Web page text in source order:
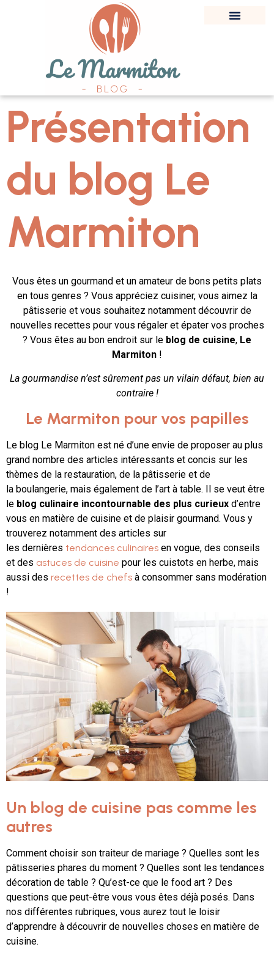
Présentation
du blog Le
Marmiton
Vous êtes un gourmand et un amateur de bons petits plats
en tous genres ? Vous appréciez cuisiner, vous aimez la
pâtisserie et vous souhaitez notamment découvrir de
nouvelles recettes pour vous régaler et épater vos proches
? Vous êtes au bon endroit sur le blog de cuisine, Le
Marmiton !
La gourmandise n’est sûrement pas un vilain défaut, bien au
contraire !
Le Marmiton pour vos papilles
Le blog Le Marmiton est né d’une envie de proposer au plus
grand nombre des articles intéressants et concis sur les
thèmes de la restauration, de la pâtisserie et de
la boulangerie, mais également de l’art à table. Il se veut être
le blog culinaire incontournable des plus curieux d’entre
vous en matière de cuisine et de plaisir gourmand. Vous y
trouverez notamment des articles sur
les dernières tendances culinaires en vogue, des conseils
et des astuces de cuisine pour les cuistots en herbe, mais
aussi des recettes de chefs à consommer sans modération
!
Un blog de cuisine pas comme les
autres
Comment choisir son traiteur de mariage ? Quelles sont les
pâtisseries phares du moment ? Quelles sont les tendances
décoration de table ? Qu’est-ce que le food art ? Des
questions que peut-être vous vous êtes déjà posés. Dans
nos différentes rubriques, vous aurez tout le loisir
d’apprendre à découvrir de nouvelles choses en matière de
cuisine.